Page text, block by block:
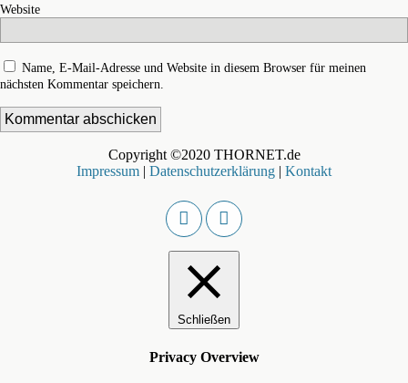
Website
Name, E-Mail-Adresse und Website in diesem Browser für meinen
nächsten Kommentar speichern.
Copyright ©2020 THORNET.de
Impressum | Datenschutzerklärung | Kontakt
Schließen
Privacy Overview